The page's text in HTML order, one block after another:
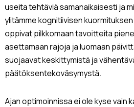
useita tehtäviä samanaikaisesti ja
ylitämme kognitiivisen
oppivat pilkkomaan tavoitteita
asettamaan rajoja ja luomaan
suojaavat keskittymistä ja
päätöksentekoväsymystä.
Ajan optimoinnissa ei ole kyse vain